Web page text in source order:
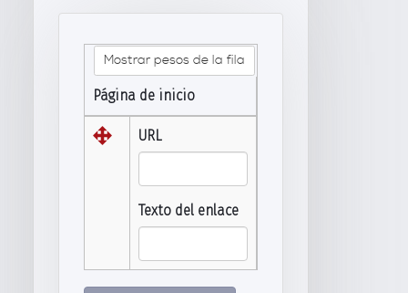
Mostrar pesos de la fila
Página de inicio
URL
Texto del enlace